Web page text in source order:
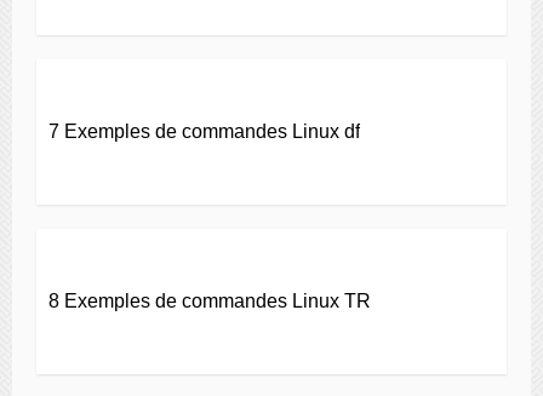
7 Exemples de commandes Linux df
8 Exemples de commandes Linux TR